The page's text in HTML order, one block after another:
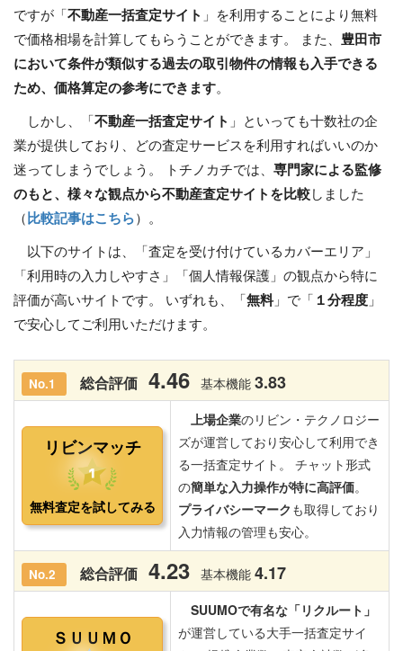
ですが「 不動産一括査定サイト 」を利用することにより無料
で価格相場を計算してもらうことができます。 また、 豊田市
において条件が類似する過去の取引物件の情報も入手できる
ため、価格算定の参考にできます。
しかし、「 不動産一括査定サイト 」といっても十数社の企
業が提供しており、どの査定サービスを利用すればいいのか
迷ってしまうでしょう。 トチノカチでは、 専門家による監修
のもと、様々な観点から不動産査定サイトを比較 しました
（ 比較記事はこちら ）。
以下のサイトは、「査定を受け付けているカバーエリア」
「利用時の入力しやすさ」「個人情報保護」の観点から特に
評価が高いサイトです。 いずれも、「 無料」で「 １分程度 」
で安心してご利用いただけます。